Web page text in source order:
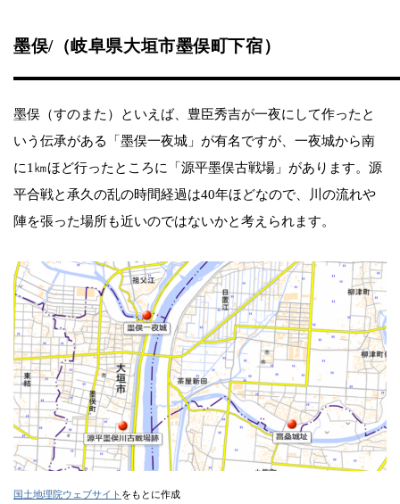
墨俣/（岐阜県大垣市墨俣町下宿）
墨俣（すのまた）といえば、豊臣秀吉が一夜にして作ったと
いう伝承がある「墨俣一夜城」が有名ですが、一夜城から南
に1㎞ほど行ったところに「源平墨俣古戦場」があります。源
平合戦と承久の乱の時間経過は40年ほどなので、川の流れや
陣を張った場所も近いのではないかと考えられます。
国土地理院ウェブサイト をもとに作成